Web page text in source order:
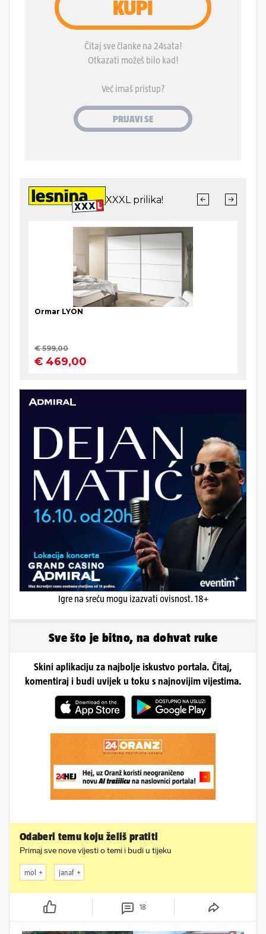
Igre na sreću mogu izazvati ovisnost. 18+
Sve što je bitno, na dohvat ruke
Skini aplikaciju za najbolje iskustvo portala. Čitaj,
komentiraj i budi uvijek u toku s najnovijim vijestima.
Odaberi temu koju želiš pratiti
Primaj sve nove vijesti o temi i budi u tijeku
mol janaf
18